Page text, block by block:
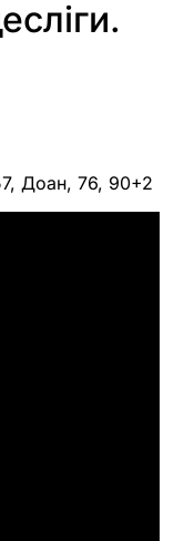
Доан, 76, 90+2